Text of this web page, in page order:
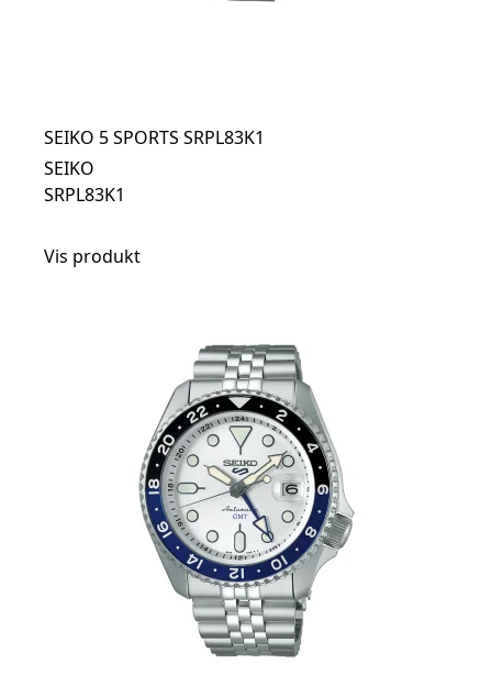
SEIKO 5 SPORTS SRPL83K1
SEIKO
SRPL83K1
Vis produkt